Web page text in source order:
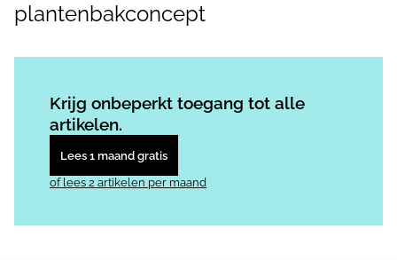
plantenbakconcept
Krijg onbeperkt toegang tot alle
artikelen.
Lees 1 maand gratis
of lees 2 artikelen per maand